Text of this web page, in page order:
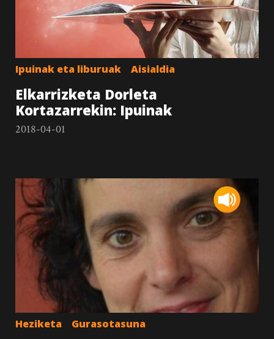
Aisialdia
Ipuinak eta liburuak
Elkarrizketa Dorleta
Kortazarrekin: Ipuinak
2018-04-01
Gurasotasuna
Heziketa